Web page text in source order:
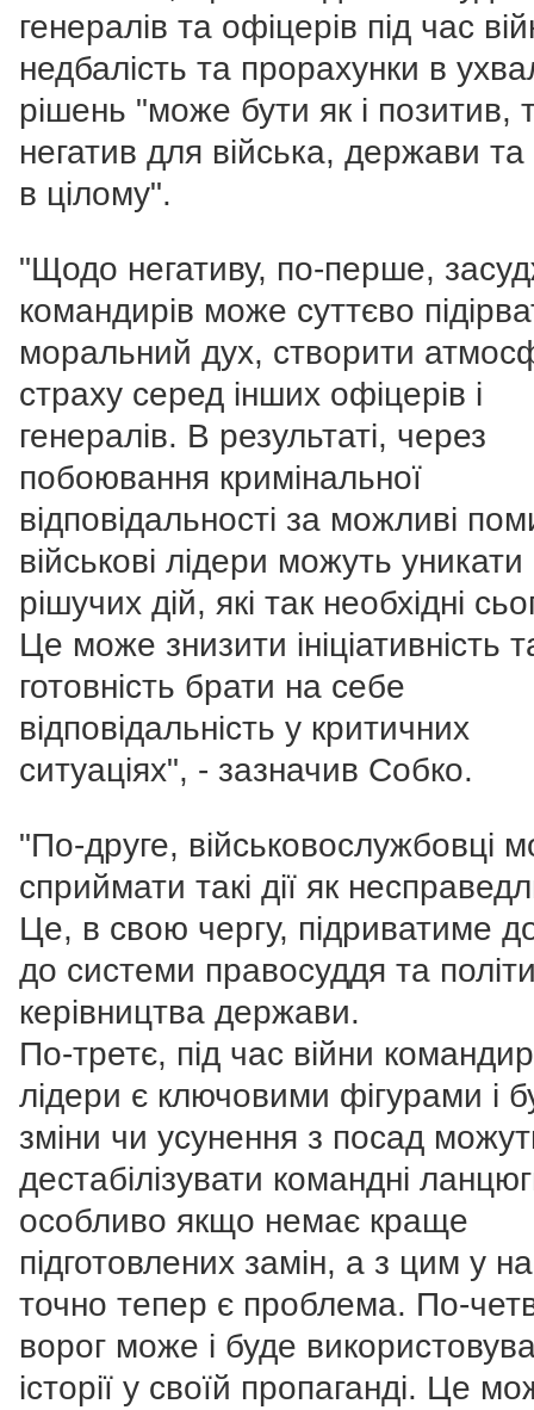
генералів та офіцерів під час
недбалість та прорахунки в
рішень "може бути як і позитив,
негатив для війська, держави та
в цілому".
"Щодо негативу, по-перше,
командирів може суттєво
моральний дух, створити
страху серед інших офіцерів і
генералів. В результаті, через
побоювання кримінальної
відповідальності за можливі
військові лідери можуть уникати
рішучих дій, які так необхідні
Це може знизити ініціативність
готовність брати на себе
відповідальність у критичних
ситуаціях", - зазначив Собко.
"По-друге, військовослужбовці
сприймати такі дії як
Це, в свою чергу, підриватиме
до системи правосуддя та
керівництва держави.
По-третє, під час війни
лідери є ключовими фігурами і
зміни чи усунення з посад
дестабілізувати командні
особливо якщо немає краще
підготовлених замін, а з цим у
точно тепер є проблема. По-
ворог може і буде
історії у своїй пропаганді. Це